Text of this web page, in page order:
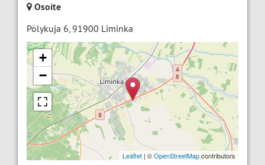
Osoite
Pölykuja 6,91900 Liminka
+
−
Leaflet | ©OpenStreetMapcontributors